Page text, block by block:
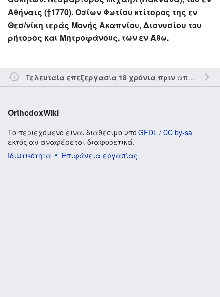
Αθήναις (†1770). Οσίων Φωτίου κτίτορος της εν
Θεσ/νίκη ιεράς Μονής Ακαπνίου, Διονυσίου του
ρήτορος και Μητροφάνους, των εν Άθω.
Τελευταία επεξεργασία 18 χρόνια πριναπό τον την
OrthodoxWiki
Το περιεχόμενο είναι διαθέσιμο υπό GFDL / CC by-sa
εκτός αν αναφέρεται διαφορετικά.
Ιδιωτικότητα
Επιφάνεια εργασίας